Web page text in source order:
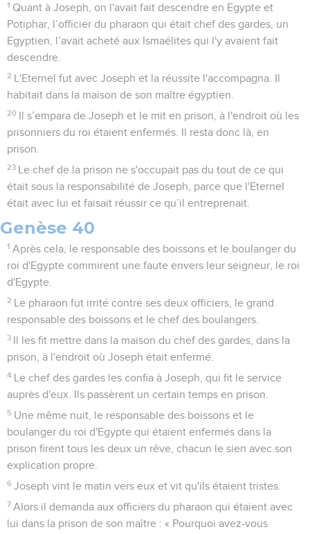
1 Quant à Joseph, on l'avait fait descendre en Egypte et
Potiphar, l’officier du pharaon qui était chef des gardes, un
Egyptien, l’avait acheté aux Ismaélites qui l'y avaient fait
descendre.
2
L'Eternel fut avec Joseph et la réussite l'accompagna. Il
habitait dans la maison de son maître égyptien.
20
Il s’empara de Joseph et le mit en prison, à l'endroit où les
prisonniers du roi étaient enfermés. Il resta donc là, en
prison.
23
Le chef de la prison ne s'occupait pas du tout de ce qui
était sous la responsabilité de Joseph, parce que l'Eternel
était avec lui et faisait réussir ce qu’il entreprenait.
Genèse 40
1 Après cela, le responsable des boissons et le boulanger du
roi d'Egypte commirent une faute envers leur seigneur, le roi
d'Egypte.
2
Le pharaon fut irrité contre ses deux officiers, le grand
responsable des boissons et le chef des boulangers.
3
Il les fit mettre dans la maison du chef des gardes, dans la
prison, à l'endroit où Joseph était enfermé.
4
Le chef des gardes les confia à Joseph, qui fit le service
auprès d'eux. Ils passèrent un certain temps en prison.
5 Une même nuit, le responsable des boissons et le
boulanger du roi d'Egypte qui étaient enfermés dans la
prison firent tous les deux un rêve, chacun le sien avec son
explication propre.
6 Joseph vint le matin vers eux et vit qu'ils étaient tristes.
7 Alors il demanda aux officiers du pharaon qui étaient avec
lui dans la prison de son maître : « Pourquoi avez-vous